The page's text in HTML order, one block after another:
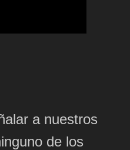
a nuestros
de los